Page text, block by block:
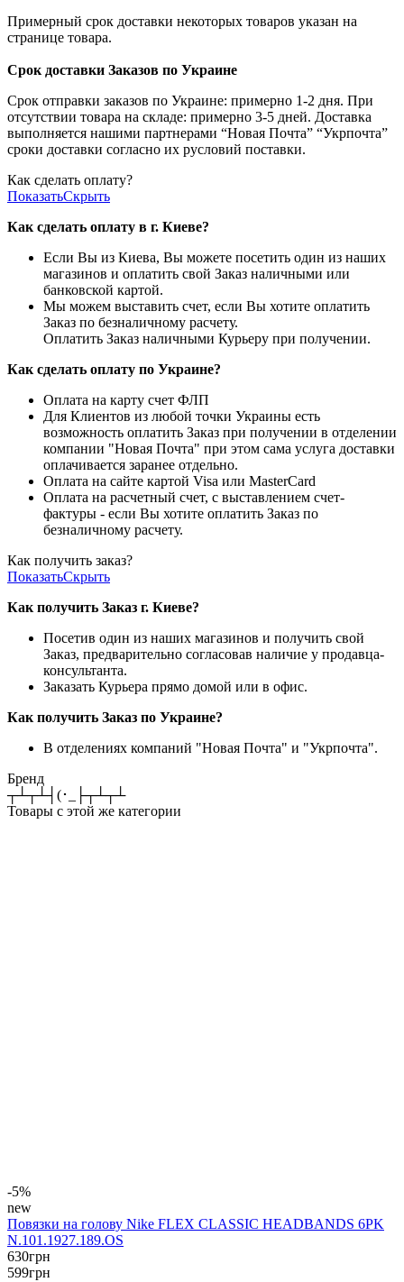
Примерный срок доставки некоторых товаров указан на
странице товара.
Срок доставки Заказов по Украине
Срок отправки заказов по Украине: примерно 1-2 дня. При
отсутствии товара на складе: примерно 3-5 дней. Доставка
выполняется нашими партнерами “Новая Почта” “Укрпочта”
сроки доставки согласно их русловий поставки.
Как сделать оплату?
ПоказатьСкрыть
Как сделать оплату в г. Киеве?
Если Вы из Киева, Вы можете посетить один из наших
магазинов и оплатить свой Заказ наличными или
банковской картой.
Мы можем выставить счет, если Вы хотите оплатить
Заказ по безналичному расчету.
Оплатить Заказ наличными Курьеру при получении.
Как сделать оплату по Украине?
Оплата на карту счет ФЛП
Для Клиентов из любой точки Украины есть
возможность оплатить Заказ при получении в отделении
компании "Новая Почта" при этом сама услуга доставки
оплачивается заранее отдельно.
Оплата на сайте картой Visa или MasterCard
Оплата на расчетный счет, с выставлением счет-
фактуры - если Вы хотите оплатить Заказ по
безналичному расчету.
Как получить заказ?
ПоказатьСкрыть
Как получить Заказ г. Киеве?
Посетив один из наших магазинов и получить свой
Заказ, предварительно согласовав наличие у продавца-
консультанта.
Заказать Курьера прямо домой или в офис.
Как получить Заказ по Украине?
В отделениях компаний "Новая Почта" и "Укрпочта".
Бренд
┬┴┬┴┤(･_├┬┴┬┴
Товары с этой же категории
-5%
new
Повязки на голову Nike FLEX CLASSIC HEADBANDS 6PK
N.101.1927.189.OS
630грн
599грн